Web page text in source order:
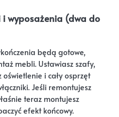
wyposażenia (dwa do
będą gotowe,
mebli. Ustawiasz szafy,
i cały osprzęt
Jeśli remontujesz
teraz montujesz
efekt końcowy.